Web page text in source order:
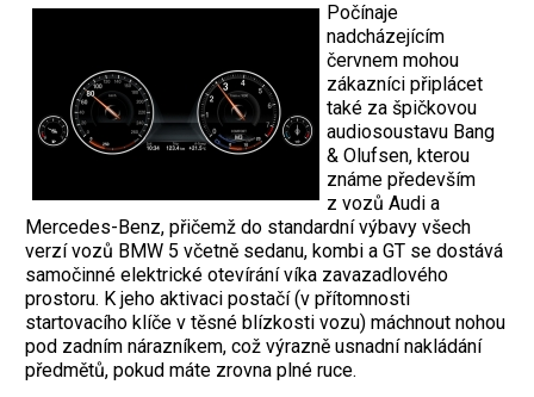
Počínaje
nadcházejícím
červnem mohou
zákazníci připlácet
také za špičkovou
audiosoustavu Bang
& Olufsen, kterou
známe především
z vozů Audi a
Mercedes-Benz, přičemž do standardní výbavy všech
verzí vozů BMW 5 včetně sedanu, kombi a GT se dostává
samočinné elektrické otevírání víka zavazadlového
prostoru. K jeho aktivaci postačí (v přítomnosti
startovacího klíče v těsné blízkosti vozu) máchnout nohou
pod zadním nárazníkem, což výrazně usnadní nakládání
předmětů, pokud máte zrovna plné ruce.